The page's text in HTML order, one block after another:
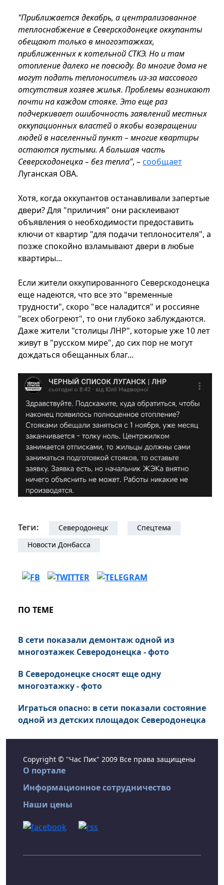
"Приближается декабрь, а централизованное
теплоснабжение в Северскодонецке оккупанты
обещают только в многоэтажках,
приближенных к котельной СТКЭ. Но и там
отопление далеко не повсюду. Во многие дома не
могут подать теплоноситель из-за массового
отсутствия хозяев жилья. Проблемы возникают
почти на каждом стояке. Это еще раз
подчеркивает ошибочность заявлений местных
оккупационных властей о якобы возвращении
людей в населенный пункт – многие квартиры
остаются пустыми. А большая часть
Северскодонецка – без тепла", –сообщает
Луганская ОВА.
Хотя, когда оккупантов останавливали запертые
двери? Для "приличия" они расклеивают
объявления о необходимости предоставить
ключи от квартир "для подачи теплоносителя", а
позже спокойно взламывают двери в любые
квартиры...
Если жители оккупированного Северскодонецка
еще надеются, что все это "временные
трудности", скоро "все наладится" и россияне
"всех обогреют", то они глубоко заблуждаются.
Даже жители "столицы ЛНР", которые уже 10 лет
живут в "русском мире", до сих пор не могут
дождаться обещанных благ...
Теги: Северодонецк
Спецтема
Новости Донбасса
ПО ТЕМЕ
В сети показали демонтаж одной из
многоэтажек Северодонецка - фото
В Северодонецке сносят еще одну
многоэтажку - фото
Играться опасно: в сети показали состояние
одной из детских площадок Северодонецка
Copyright © "Час Пик" 2009 Все права защищены
О портале
Информационное сотрудничество
Наши цены